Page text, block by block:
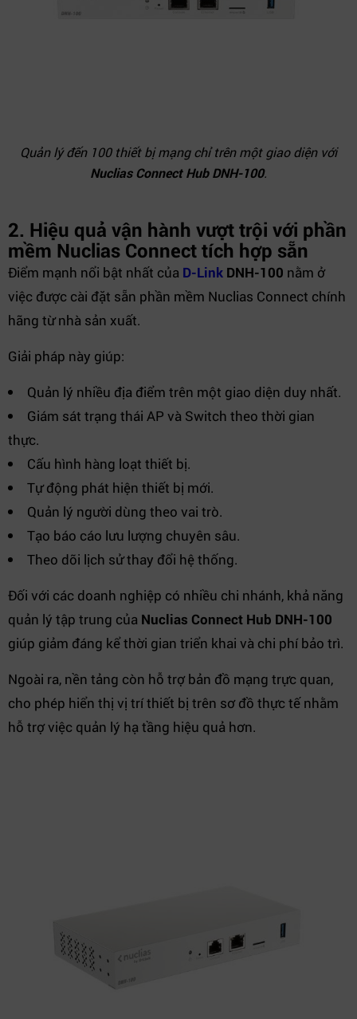
Quản lý đến 100 thiết bị mạng chỉ trên một giao diện với
Nuclias Connect Hub DNH-100.
2. Hiệu quả vận hành vượt trội với phần
mềm Nuclias Connect tích hợp sẵn
Điểm mạnh nổi bật nhất của D-Link DNH-100 nằm ở
việc được cài đặt sẵn phần mềm Nuclias Connect chính
hãng từ nhà sản xuất.
Giải pháp này giúp:
Quản lý nhiều địa điểm trên một giao diện duy nhất.
Giám sát trạng thái AP và Switch theo thời gian
thực.
Cấu hình hàng loạt thiết bị.
Tự động phát hiện thiết bị mới.
Quản lý người dùng theo vai trò.
Tạo báo cáo lưu lượng chuyên sâu.
Theo dõi lịch sử thay đổi hệ thống.
Đối với các doanh nghiệp có nhiều chi nhánh, khả năng
quản lý tập trung của Nuclias Connect Hub DNH-100
giúp giảm đáng kể thời gian triển khai và chi phí bảo trì.
Ngoài ra, nền tảng còn hỗ trợ bản đồ mạng trực quan,
cho phép hiển thị vị trí thiết bị trên sơ đồ thực tế nhằm
hỗ trợ việc quản lý hạ tầng hiệu quả hơn.